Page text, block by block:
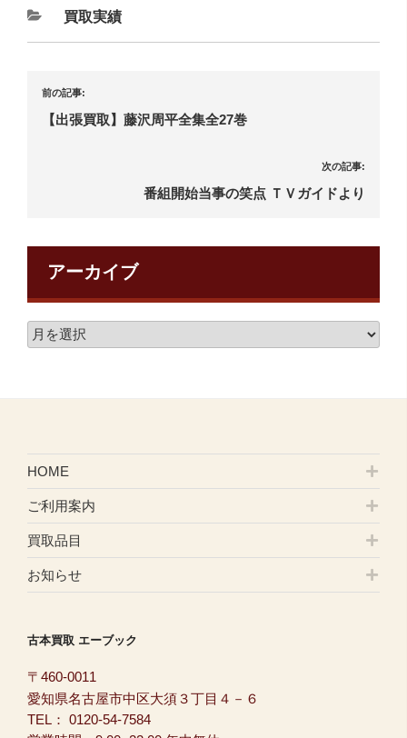
買取実績
前の記事:
【出張買取】藤沢周平全集全27巻
次の記事:
番組開始当事の笑点 ＴＶガイドより
アーカイブ
HOME
ご利用案内
買取品目
お知らせ
古本買取 エーブック
〒460-0011
愛知県名古屋市中区大須３丁目４－６
TEL： 0120-54-7584